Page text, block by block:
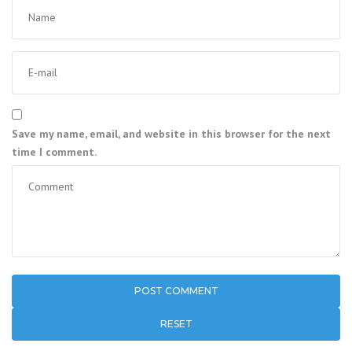
Save my name, email, and website in this browser for the next
time I comment.
RESET